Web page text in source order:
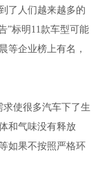
了人们越来越多的
”标明11款车型可能
等企业榜上有名，
使很多汽车下了生
和气味没有释放
如果不按照严格环